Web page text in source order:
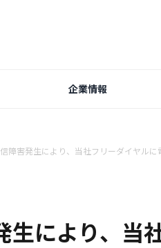
企業情報
障害発生により、当社フリーダイヤルに
生により、当